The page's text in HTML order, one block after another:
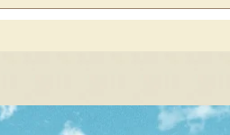
モッツァレラチーズ